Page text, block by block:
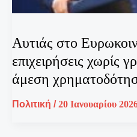
Αυτιάς στο
επιχειρήσεις χωρίς
άμεση
Πολιτική /20 Ιανουαρίου